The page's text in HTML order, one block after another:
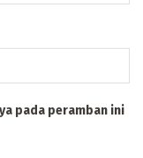
pada peramban ini